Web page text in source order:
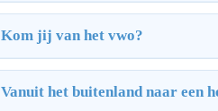
Kom jij van het vwo?
Vanuit het buitenland naar een